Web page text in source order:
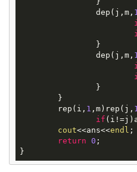
		dep(j,m,
1
		dep(j,m,
1
	rep(i,
1 ,m)rep(j, 1
if
cout<<ans<<endl ;
return 0 ;